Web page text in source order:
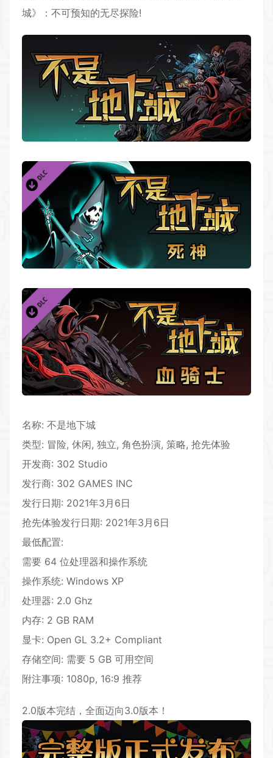
城》：不可预知的无尽探险!
名称: 不是地下城
类型: 冒险, 休闲, 独立, 角色扮演, 策略, 抢先体验
开发商: 302 Studio
发行商: 302 GAMES INC
发行日期: 2021年3月6日
抢先体验发行日期: 2021年3月6日
最低配置:
需要 64 位处理器和操作系统
操作系统: Windows XP
处理器: 2.0 Ghz
内存: 2 GB RAM
显卡: Open GL 3.2+ Compliant
存储空间: 需要 5 GB 可用空间
附注事项: 1080p, 16:9 推荐
2.0版本完结，全面迈向3.0版本！